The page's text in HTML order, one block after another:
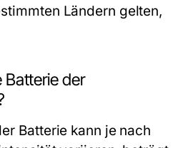
Ländern gelten,
Batterie der
Batterie kann je nach